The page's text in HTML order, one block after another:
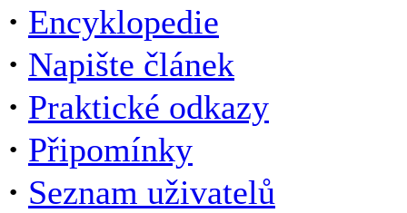
· Encyklopedie
· Napište článek
· Praktické odkazy
· Připomínky
· Seznam uživatelů